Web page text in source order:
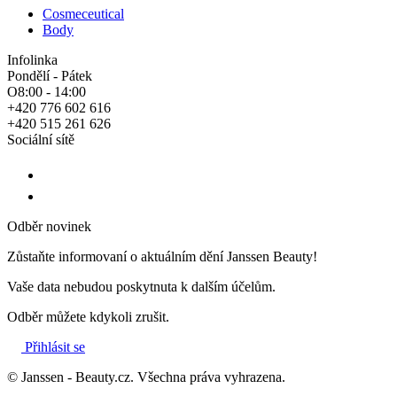
Cosmeceutical
Body
Infolinka
Pondělí - Pátek
O8:00 - 14:00
+420 776 602 616
+420 515 261 626
Sociální sítě
Odběr novinek
Zůstaňte informovaní o aktuálním dění Janssen Beauty!
Vaše data nebudou poskytnuta k dalším účelům.
Odběr můžete kdykoli zrušit.
Přihlásit se
© Janssen - Beauty.cz. Všechna práva vyhrazena.